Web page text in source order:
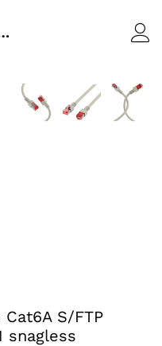
S/FTP violet 3 m – RJ45 LSZH snagless
S/FTP
snagless